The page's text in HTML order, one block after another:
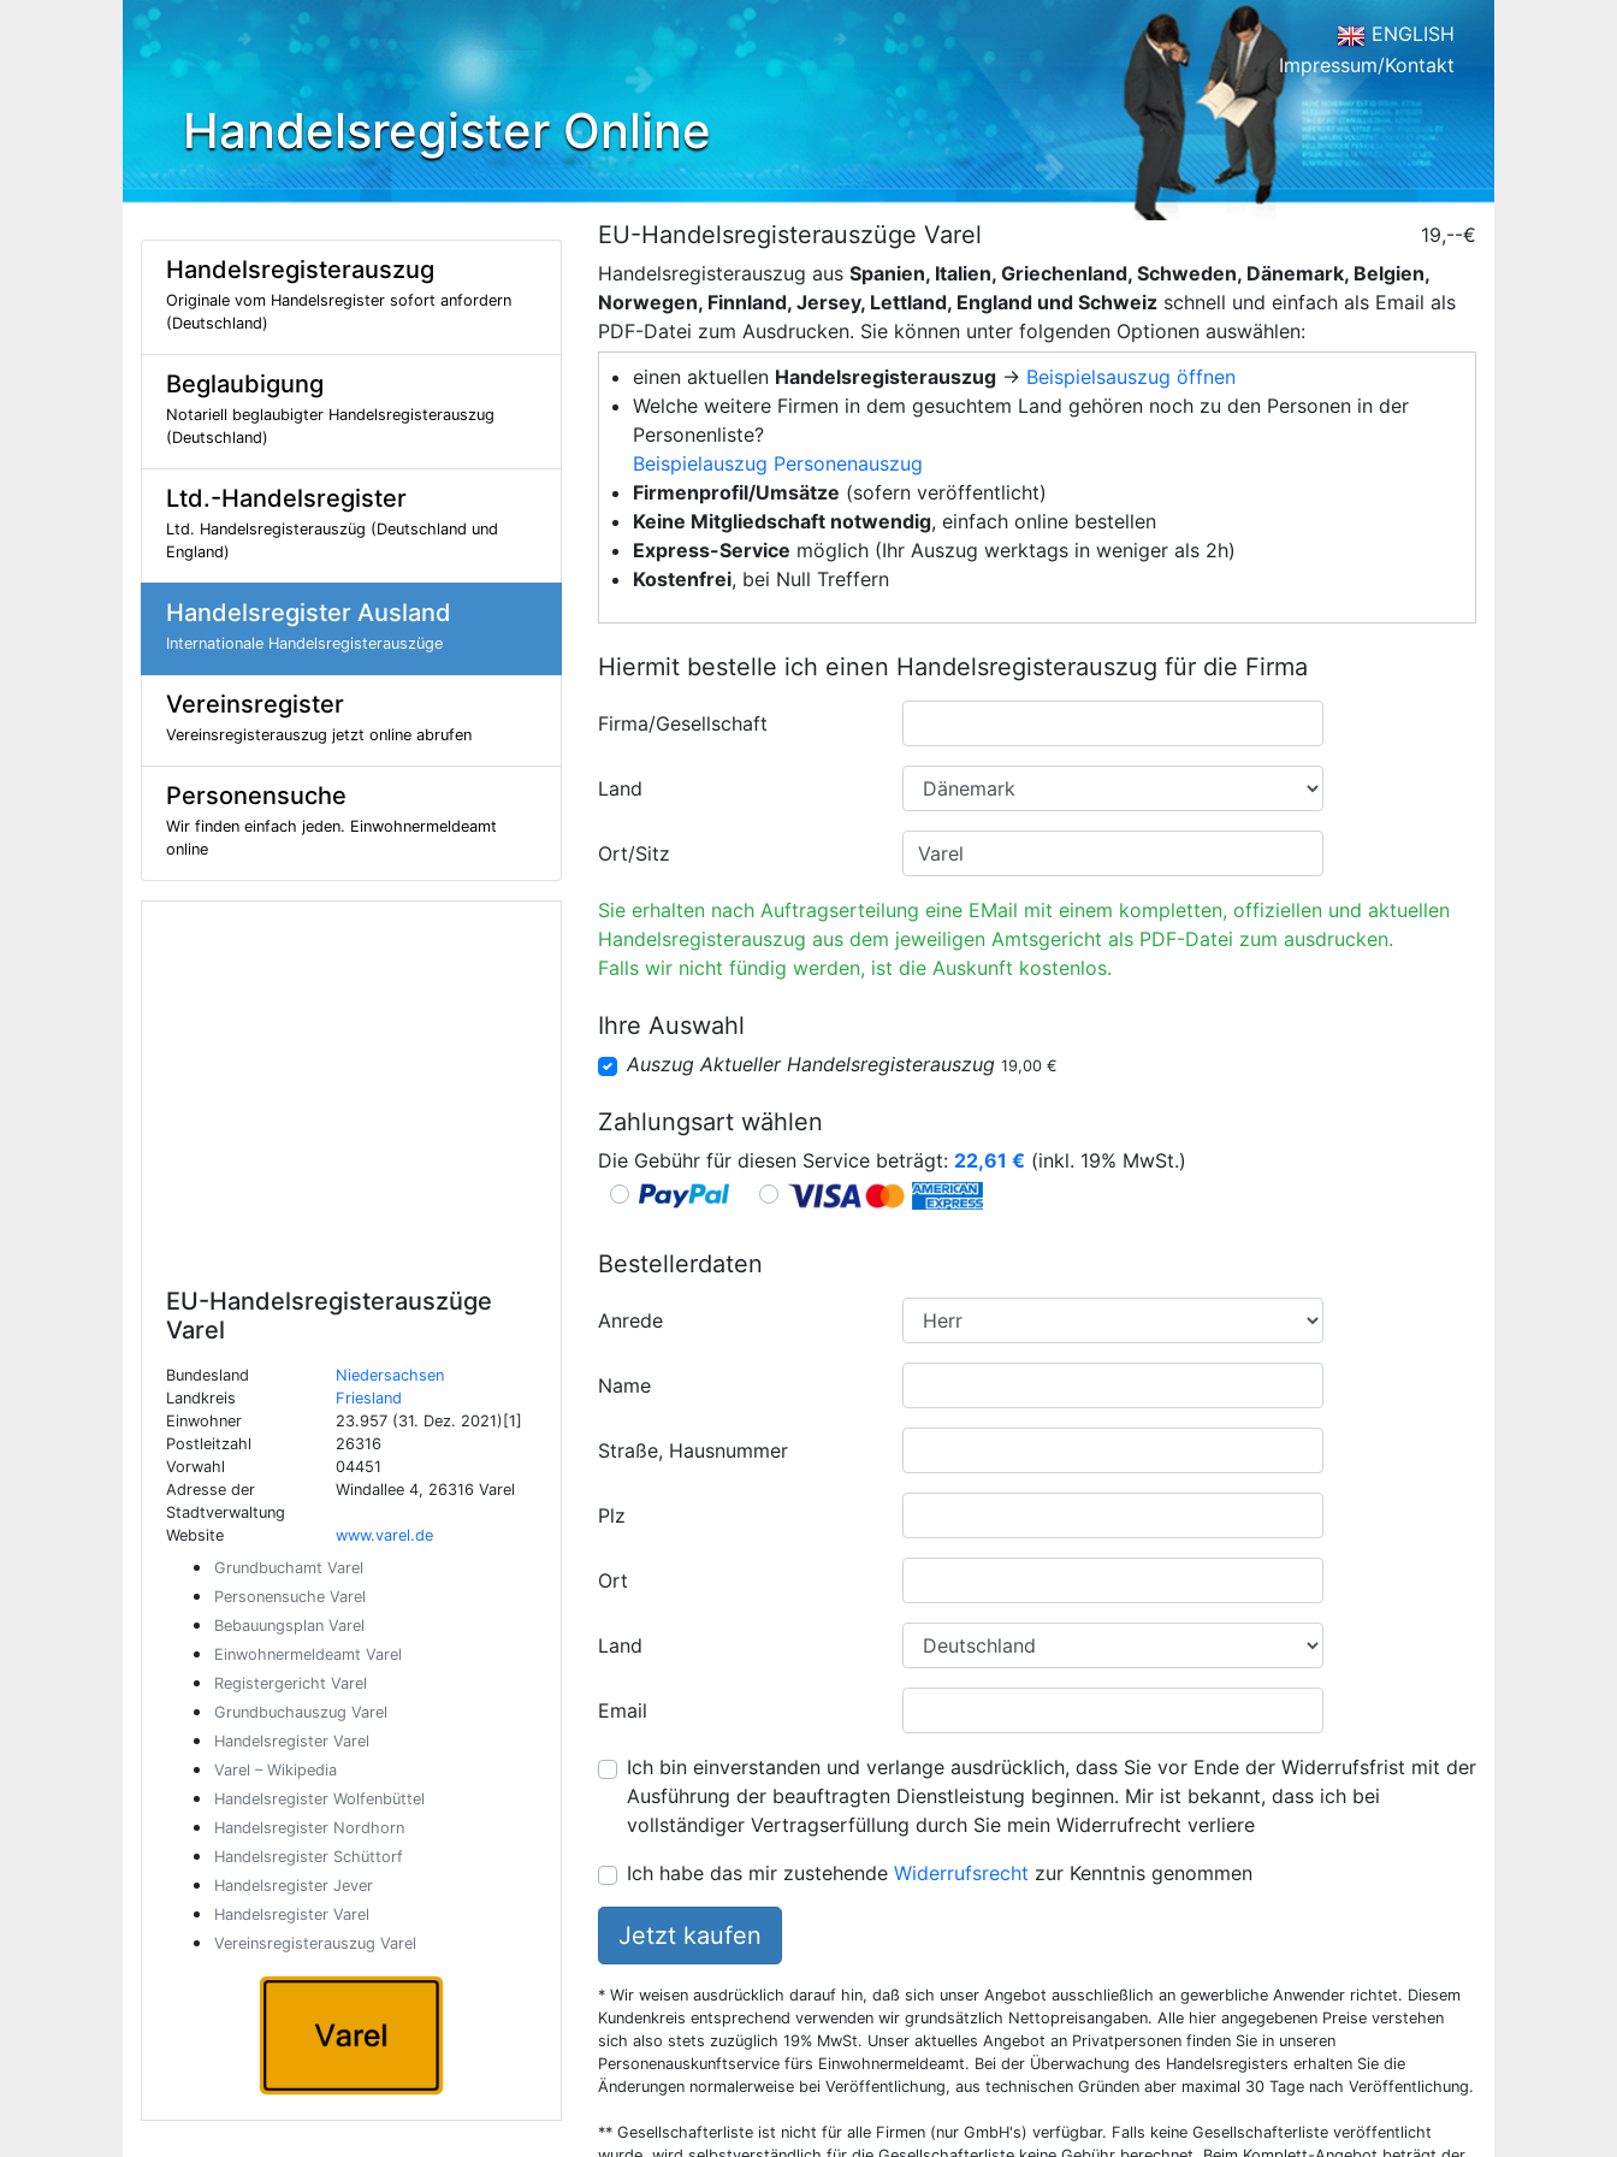
Handelsregister Online
ENGLISH
Impressum/Kontakt
Handelsregisterauszug
Originale vom Handelsregister sofort anfordern
(Deutschland)
Beglaubigung
Notariell beglaubigter Handelsregisterauszug
(Deutschland)
Ltd.-Handelsregister
Ltd. Handelsregisterauszüg (Deutschland und
England)
Handelsregister Ausland
Internationale Handelsregisterauszüge
Vereinsregister
Vereinsregisterauszug jetzt online abrufen
Personensuche
Wir finden einfach jeden. Einwohnermeldeamt
online
EU-Handelsregisterauszüge
Varel
Bundesland
Niedersachsen
Landkreis
Friesland
Einwohner
23.957 (31. Dez. 2021)[1]
Postleitzahl
26316
Vorwahl
04451
Adresse der
Stadtverwaltung
Windallee 4, 26316 Varel
Website
www.varel.de
Grundbuchamt Varel
Personensuche Varel
Bebauungsplan Varel
Einwohnermeldeamt Varel
Registergericht Varel
Grundbuchauszug Varel
Handelsregister Varel
Varel – Wikipedia
Handelsregister Wolfenbüttel
Handelsregister Nordhorn
Handelsregister Schüttorf
Handelsregister Jever
Handelsregister Varel
Vereinsregisterauszug Varel
EU-Handelsregisterauszüge Varel
19,--€
Handelsregisterauszug aus Spanien, Italien, Griechenland, Schweden, Dänemark, Belgien,
Norwegen, Finnland, Jersey, Lettland, England und Schweiz schnell und einfach als Email als
PDF-Datei zum Ausdrucken. Sie können unter folgenden Optionen auswählen:
einen aktuellen Handelsregisterauszug → Beispielsauszug öffnen
Welche weitere Firmen in dem gesuchtem Land gehören noch zu den Personen in der
Personenliste?
Beispielauszug Personenauszug
Firmenprofil/Umsätze (sofern veröffentlicht)
Keine Mitgliedschaft notwendig, einfach online bestellen
Express-Service möglich (Ihr Auszug werktags in weniger als 2h)
Kostenfrei, bei Null Treffern
Hiermit bestelle ich einen Handelsregisterauszug für die Firma
Firma/Gesellschaft
Land
Ort/Sitz
Sie erhalten nach Auftragserteilung eine EMail mit einem kompletten, offiziellen und aktuellen
Handelsregisterauszug aus dem jeweiligen Amtsgericht als PDF-Datei zum ausdrucken.
Falls wir nicht fündig werden, ist die Auskunft kostenlos.
Ihre Auswahl
Auszug Aktueller Handelsregisterauszug 19,00 €
Zahlungsart wählen
Die Gebühr für diesen Service beträgt: 22,61 € (inkl. 19% MwSt.)
Bestellerdaten
Anrede
Name
Straße, Hausnummer
Plz
Ort
Land
Email
Ich bin einverstanden und verlange ausdrücklich, dass Sie vor Ende der Widerrufsfrist mit der
Ausführung der beauftragten Dienstleistung beginnen. Mir ist bekannt, dass ich bei
vollständiger Vertragserfüllung durch Sie mein Widerrufrecht verliere
Ich habe das mir zustehende Widerrufsrecht zur Kenntnis genommen
Jetzt kaufen
* Wir weisen ausdrücklich darauf hin, daß sich unser Angebot ausschließlich an gewerbliche Anwender richtet. Diesem
Kundenkreis entsprechend verwenden wir grundsätzlich Nettopreisangaben. Alle hier angegebenen Preise verstehen
sich also stets zuzüglich 19% MwSt. Unser aktuelles Angebot an Privatpersonen finden Sie in unseren
Personenauskunftservice fürs Einwohnermeldeamt. Bei der Überwachung des Handelsregisters erhalten Sie die
Änderungen normalerweise bei Veröffentlichung, aus technischen Gründen aber maximal 30 Tage nach Veröffentlichung.
** Gesellschafterliste ist nicht für alle Firmen (nur GmbH's) verfügbar. Falls keine Gesellschafterliste veröffentlicht